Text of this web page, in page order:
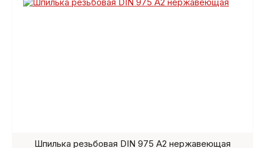
Шпилька резьбовая DIN 975 A2 нержавеющая